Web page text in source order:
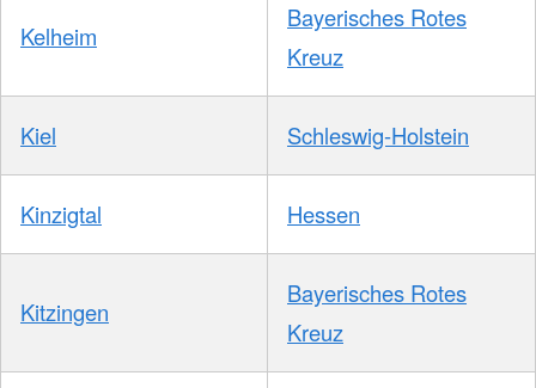
Kelheim
Bayerisches Rotes
Kreuz
Kiel Schleswig-Holstein
Kinzigtal Hessen
Kitzingen
Bayerisches Rotes
Kreuz